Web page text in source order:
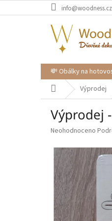
na
info@woodness.cz
💸 Obálky na
Domů Výprodej
Výprodej
Průměrné
produktu
je
0,0
hvězdiček.
Neohodnoceno